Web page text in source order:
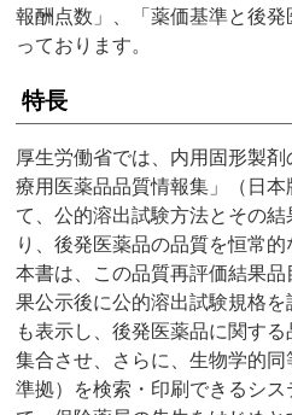
報酬点数」、「薬価基準と後
っております。
特長
厚生労働省では、内用固形製
療用医薬品品質情報集」（日
て、公的溶出試験方法とその
り、後発医薬品の品質を恒常的
本書は、この品質再評価結果
果公示後に公的溶出試験規格を
も表示し、後発医薬品に関す
集合させ、さらに、生物学的
準拠）を検索・印刷できるシ